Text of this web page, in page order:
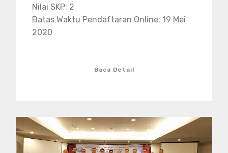
Nilai SKP: 2
Batas Waktu Pendaftaran Online: 19 Mei
2020
Baca Detail